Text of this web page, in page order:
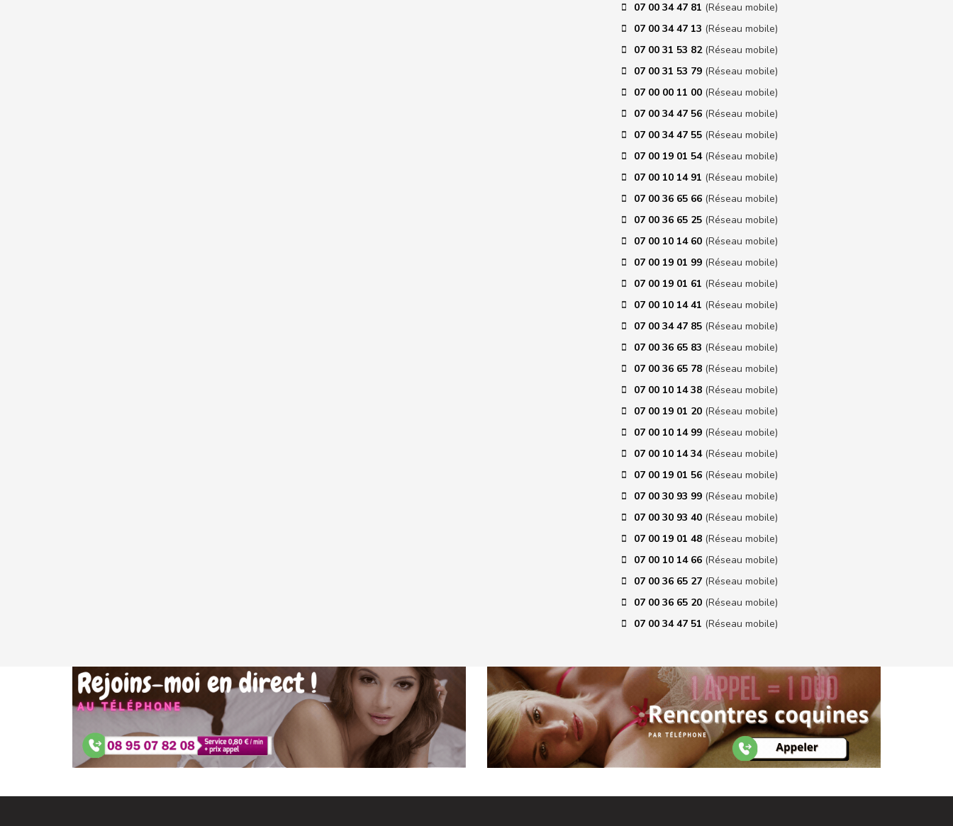
07 00 34 47 81 (Réseau mobile)
07 00 34 47 13 (Réseau mobile)
07 00 31 53 82 (Réseau mobile)
07 00 31 53 79 (Réseau mobile)
07 00 00 11 00 (Réseau mobile)
07 00 34 47 56 (Réseau mobile)
07 00 34 47 55 (Réseau mobile)
07 00 19 01 54 (Réseau mobile)
07 00 10 14 91 (Réseau mobile)
07 00 36 65 66 (Réseau mobile)
07 00 36 65 25 (Réseau mobile)
07 00 10 14 60 (Réseau mobile)
07 00 19 01 99 (Réseau mobile)
07 00 19 01 61 (Réseau mobile)
07 00 10 14 41 (Réseau mobile)
07 00 34 47 85 (Réseau mobile)
07 00 36 65 83 (Réseau mobile)
07 00 36 65 78 (Réseau mobile)
07 00 10 14 38 (Réseau mobile)
07 00 19 01 20 (Réseau mobile)
07 00 10 14 99 (Réseau mobile)
07 00 10 14 34 (Réseau mobile)
07 00 19 01 56 (Réseau mobile)
07 00 30 93 99 (Réseau mobile)
07 00 30 93 40 (Réseau mobile)
07 00 19 01 48 (Réseau mobile)
07 00 10 14 66 (Réseau mobile)
07 00 36 65 27 (Réseau mobile)
07 00 36 65 20 (Réseau mobile)
07 00 34 47 51 (Réseau mobile)